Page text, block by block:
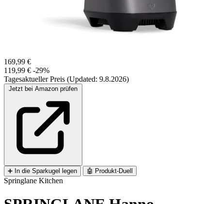
169,99 €
119,99 € -29%
Tagesaktueller Preis (Updated: 9.8.2026)
➕ In die Sparkugel legen 🤖 Produkt-Duell
Springlane Kitchen